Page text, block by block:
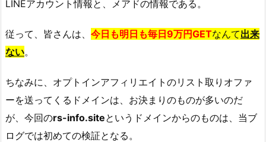
LINEアカウント情報と、メアドの情報である。
従って、皆さんは、 今日も明日も毎日9万円GETなんて出来
ない。
ちなみに、オプトインアフィリエイトのリスト取りオファ
ーを送ってくるドメインは、お決まりのものが多いのだ
が、今回のrs-info.siteというドメインからのものは、当ブ
ログでは初めての検証となる。